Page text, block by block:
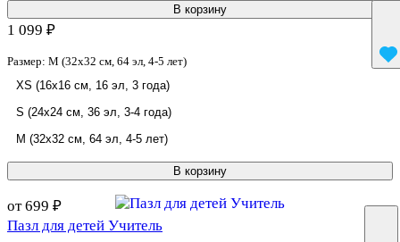
В корзину
В корзину
1 099 ₽
Размер: M (32x32 см, 64 эл, 4-5 лет)
XS (16x16 см, 16 эл, 3 года)
S (24x24 см, 36 эл, 3-4 года)
M (32x32 см, 64 эл, 4-5 лет)
от 699 ₽
Пазл для детей Учитель